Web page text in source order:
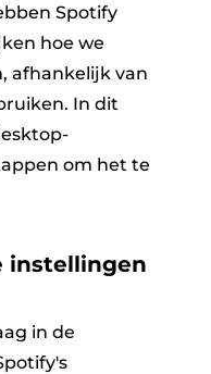
Spotify
hoe we
afhankelijk van
In dit
om het te
instellingen
in de